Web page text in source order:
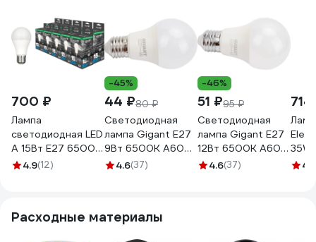
700 ₽
Лампа
светодиодная LED
A 15Вт E27 6500K
A60 ES Econ
4.9(12)
-45%
44 ₽80 ₽
Светодиодная
лампа Gigant E27
9Вт 6500К А60
850Лм G-E27-9-
4.6(37)
-46%
51 ₽95 ₽
Светодиодная
лампа Gigant E27
12Вт 6500К А60
1000Лм G-E27-
4.6(37)
35W
4.2
Расходные материалы